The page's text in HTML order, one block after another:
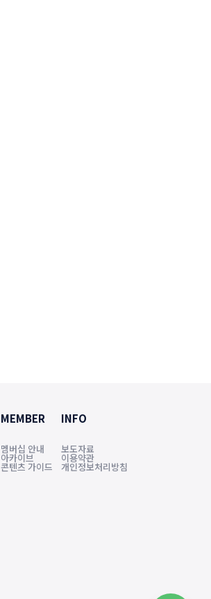
MEMBER
멤버십 안내
아카이브
콘텐츠 가이드
INFO
보도자료
이용약관
개인정보처리방침